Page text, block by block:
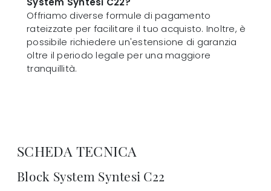
Offriamo diverse formule di pagamento
rateizzate per facilitare il tuo acquisto. Inoltre, è
possibile richiedere un'estensione di garanzia
oltre il periodo legale per una maggiore
tranquillità.
SCHEDA TECNICA
Block System Syntesi C22